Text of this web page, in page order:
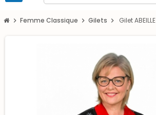
chevron_right Femme Classique chevron_right Gilets chevron_right Gilet ABEILLE